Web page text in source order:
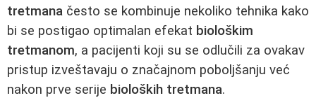
tretmana često se kombinuje nekoliko tehnika kako
bi se postigao optimalan efekat biološkim
tretmanom, a pacijenti koji su se odlučili za ovakav
pristup izveštavaju o značajnom poboljšanju već
nakon prve serije bioloških tretmana.